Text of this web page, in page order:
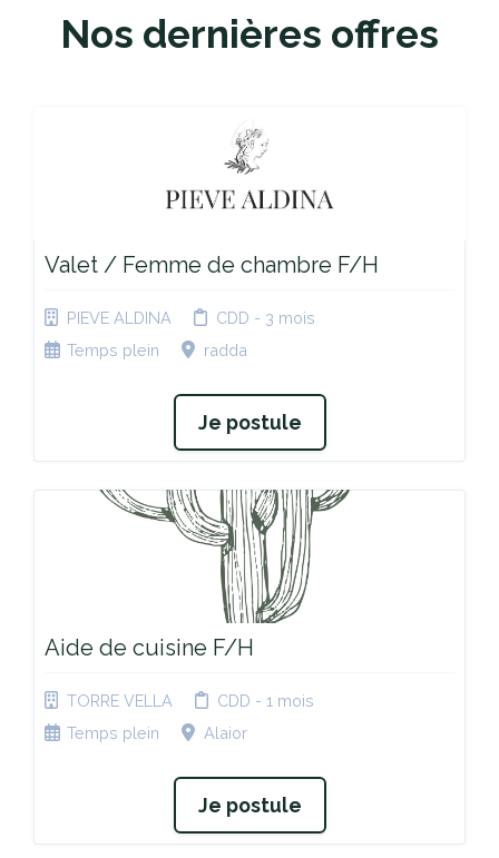
Nos dernières offres
Valet / Femme de chambre F/H
PIEVE ALDINA
CDD - 3 mois
Temps plein
radda
Je postule
Aide de cuisine F/H
TORRE VELLA
CDD - 1 mois
Temps plein
Alaior
Je postule